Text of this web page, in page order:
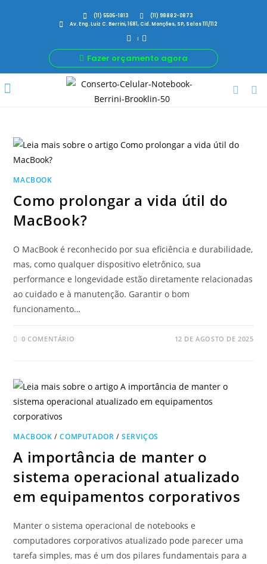
(11) 5505-1813
(11) 98882-0873
Av. Eng. Luiz C. Berrini, 1681, Cid. Monções, SP, Salas 111/112
Fazer orçamento agora
MACBOOK
Como prolongar a vida útil do
MacBook?
O MacBook é reconhecido por sua eficiência e durabilidade,
mas, como qualquer dispositivo eletrônico, sua
performance e longevidade estão diretamente relacionadas
ao cuidado e à manutenção. Garantir o bom
funcionamento…
0 COMENTÁRIO 12 DE AGOSTO DE 2025
MACBOOK /COMPUTADOR /SERVIÇOS
A importância de manter o
sistema operacional atualizado
em equipamentos corporativos
Manter o sistema operacional de notebooks e
computadores corporativos atualizado pode parecer uma
tarefa simples, mas é um dos pilares fundamentais para a